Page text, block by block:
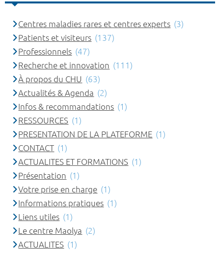
Centres maladies rares et centres experts (3)
Patients et visiteurs (137)
Professionnels (47)
Recherche et innovation (111)
À propos du CHU (63)
Actualités & Agenda (2)
Infos & recommandations (1)
RESSOURCES (1)
PRESENTATION DE LA PLATEFORME (1)
CONTACT (1)
ACTUALITES ET FORMATIONS (1)
Présentation (1)
Votre prise en charge (1)
Informations pratiques (1)
Liens utiles (1)
Le centre Maolya (2)
ACTUALITES (1)